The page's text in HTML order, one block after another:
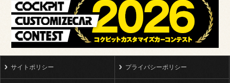
サイトポリシー プライバシーポリシー